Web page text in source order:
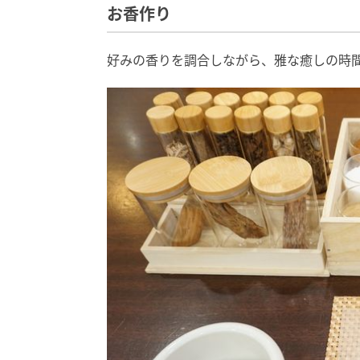
お香作り
好みの香りを調合しながら、雅な癒しの時